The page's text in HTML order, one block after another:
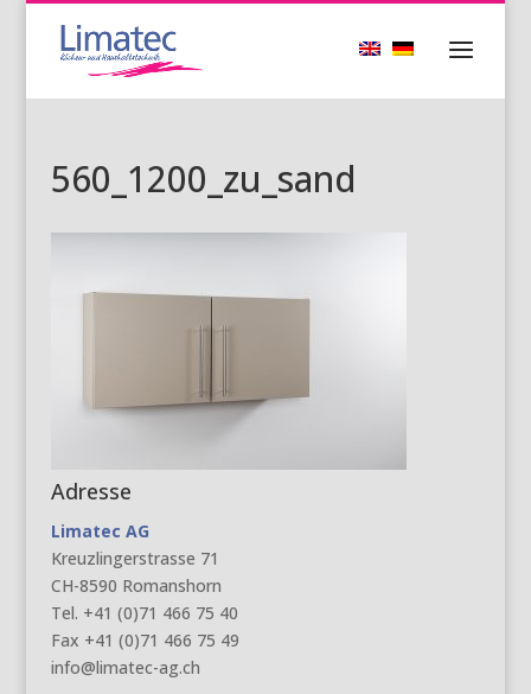
560_1200_zu_sand
Adresse
Limatec AG
Kreuzlingerstrasse 71
CH-8590 Romanshorn
Tel. +41 (0)71 466 75 40
Fax +41 (0)71 466 75 49
info@limatec-ag.ch